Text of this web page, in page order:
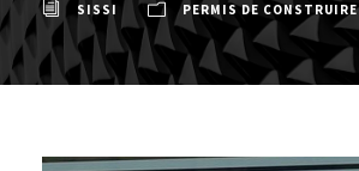
SISSI PERMIS DE CONSTRUIRE